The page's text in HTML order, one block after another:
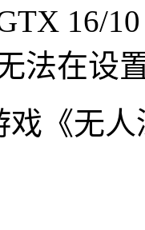
16/
法在设
戏《无